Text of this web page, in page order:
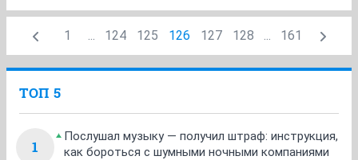
1 ... 124 125 126 127 128 ... 161
ТОП 5
1
Послушал музыку — получил штраф: инструкция,
как бороться с шумными ночными компаниями